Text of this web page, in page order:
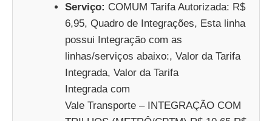
Serviço: COMUM Tarifa Autorizada: R$
6,95, Quadro de Integrações, Esta linha
possui Integração com as
linhas/serviços abaixo:, Valor da Tarifa
Integrada, Valor da Tarifa
Integrada com
Vale Transporte – INTEGRAÇÃO COM